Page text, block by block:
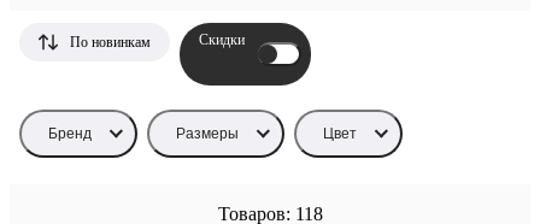
Бренд Размеры Цвет
Товаров: 118
По новинкам Скидки